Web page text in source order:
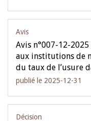
Avis
Avis n°007-12-
aux institutions de
du taux de l’usure
publié le 2025-12-31
Décision